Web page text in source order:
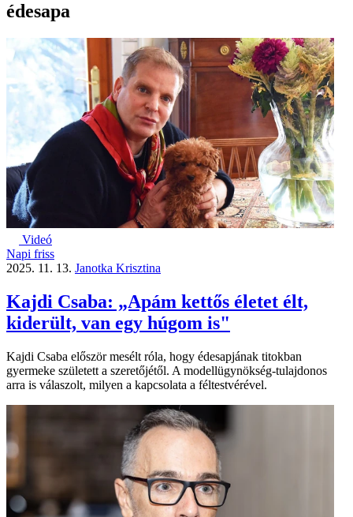
édesapa
Videó
Napi friss
2025. 11. 13. Janotka Krisztina
Kajdi Csaba: „Apám kettős életet élt,
kiderült, van egy húgom is"
Kajdi Csaba először mesélt róla, hogy édesapjának titokban
gyermeke született a szeretőjétől. A modellügynökség-tulajdonos
arra is válaszolt, milyen a kapcsolata a féltestvérével.